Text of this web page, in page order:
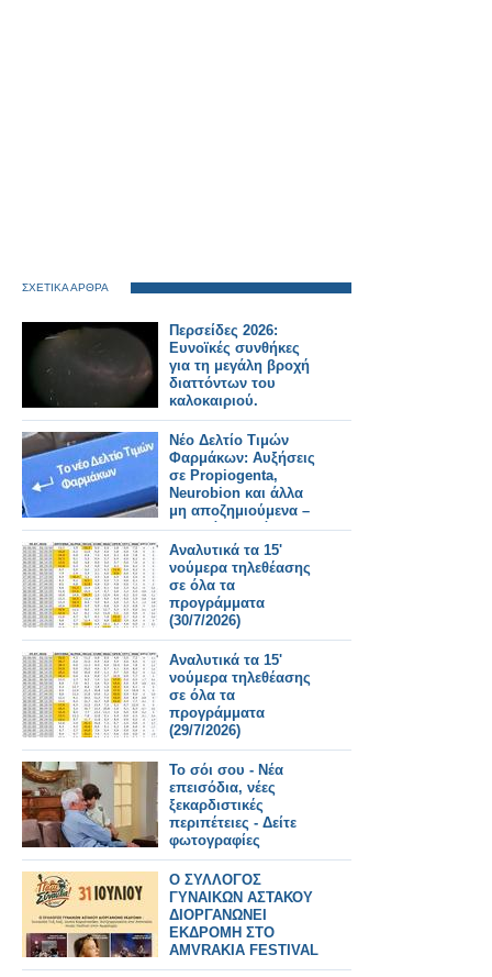
ΣΧΕΤΙΚΑ ΑΡΘΡΑ
Περσείδες 2026:
Ευνοϊκές συνθήκες
για τη μεγάλη βροχή
διαττόντων του
καλοκαιριού.
Νέο Δελτίο Τιμών
Φαρμάκων: Αυξήσεις
σε Propiogenta,
Neurobion και άλλα
μη αποζημιούμενα –
Τι αλλάζει από
31/7/2026
Αναλυτικά τα 15'
νούμερα τηλεθέασης
σε όλα τα
προγράμματα
(30/7/2026)
Αναλυτικά τα 15'
νούμερα τηλεθέασης
σε όλα τα
προγράμματα
(29/7/2026)
Το σόι σου - Νέα
επεισόδια, νέες
ξεκαρδιστικές
περιπέτειες - Δείτε
φωτογραφίες
Ο ΣΥΛΛΟΓΟΣ
ΓΥΝΑΙΚΩΝ ΑΣΤΑΚΟΥ
ΔΙΟΡΓΑΝΩΝΕΙ
ΕΚΔΡΟΜΗ ΣΤΟ
AMVRAKIA FESTIVAL
ΣΤΙΣ 31/7/2026 ΣΤΗ